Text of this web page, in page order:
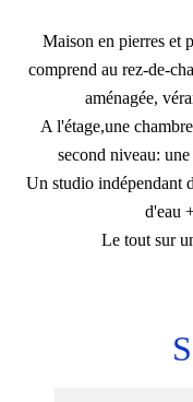
Maison en pierres et
comprend au rez-de-
aménagée,
A l'étage,une
second niveau:
Un studio indépendant
d'eau
Le tout sur